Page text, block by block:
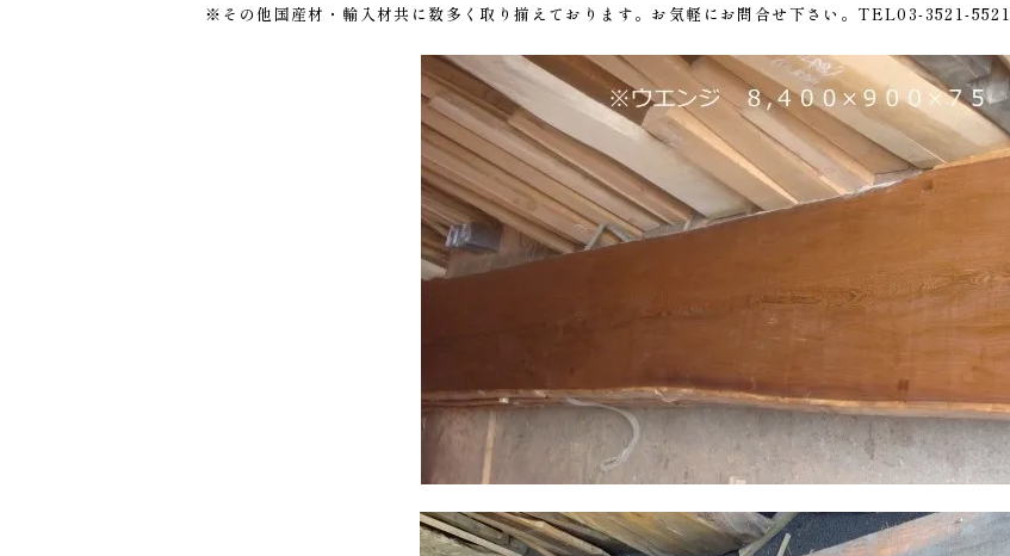
※その他国産材・輸入材共に数多く取り揃えております。お気軽にお問合せ下さい。TEL03-3521-5521